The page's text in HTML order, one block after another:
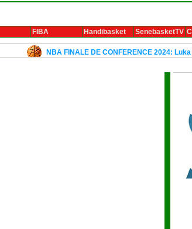
FIBA Handibasket SenebasketTV
NBA FINALE DE CONFERENCE 2024: Luka Doncic et